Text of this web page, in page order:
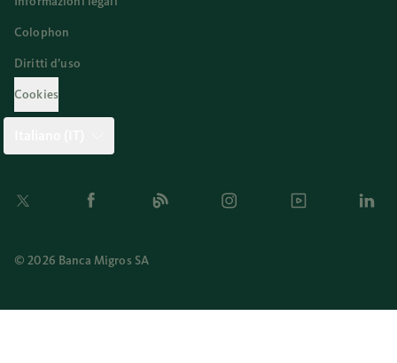
Colophon
Diritti d’uso
Cookies
Twitter Facebook Blog Instagram Youtube
© 2026 Banca Migros SA